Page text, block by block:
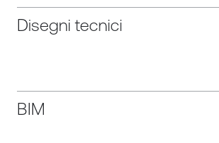
Disegni tecnici
BIM